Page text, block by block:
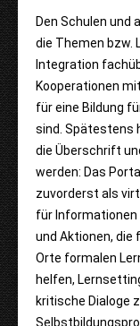
Den Schulen und
die Themen bzw.
Integration
Kooperationen
für eine Bildung
sind. Spätestens
die Überschrift
werden: Das
zuvorderst als
für Informationen
und Aktionen, die
Orte formalen
helfen,
kritische Dialoge